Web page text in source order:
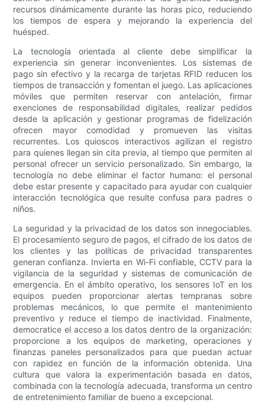
recursos dinámicamente durante las horas pico, reduciendo
los tiempos de espera y mejorando la experiencia del
huésped.
La tecnología orientada al cliente debe simplificar la
experiencia sin generar inconvenientes. Los sistemas de
pago sin efectivo y la recarga de tarjetas RFID reducen los
tiempos de transacción y fomentan el juego. Las aplicaciones
móviles que permiten reservar con antelación, firmar
exenciones de responsabilidad digitales, realizar pedidos
desde la aplicación y gestionar programas de fidelización
ofrecen mayor comodidad y promueven las visitas
recurrentes. Los quioscos interactivos agilizan el registro
para quienes llegan sin cita previa, al tiempo que permiten al
personal ofrecer un servicio personalizado. Sin embargo, la
tecnología no debe eliminar el factor humano: el personal
debe estar presente y capacitado para ayudar con cualquier
interacción tecnológica que resulte confusa para padres o
niños.
La seguridad y la privacidad de los datos son innegociables.
El procesamiento seguro de pagos, el cifrado de los datos de
los clientes y las políticas de privacidad transparentes
generan confianza. Invierta en Wi-Fi confiable, CCTV para la
vigilancia de la seguridad y sistemas de comunicación de
emergencia. En el ámbito operativo, los sensores IoT en los
equipos pueden proporcionar alertas tempranas sobre
problemas mecánicos, lo que permite el mantenimiento
preventivo y reduce el tiempo de inactividad. Finalmente,
democratice el acceso a los datos dentro de la organización:
proporcione a los equipos de marketing, operaciones y
finanzas paneles personalizados para que puedan actuar
con rapidez en función de la información obtenida. Una
cultura que valora la experimentación basada en datos,
combinada con la tecnología adecuada, transforma un centro
de entretenimiento familiar de bueno a excepcional.